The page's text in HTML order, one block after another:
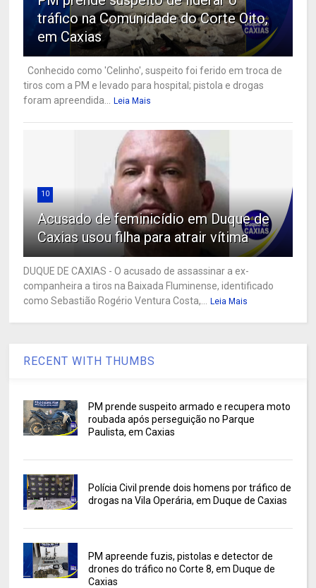
tráfico na Comunidade do Corte Oito,
em Caxias
Conhecido como 'Celinho', suspeito foi ferido em troca de
tiros com a PM e levado para hospital; pistola e drogas
foram apreendida...
Leia Mais
10
Acusado de feminicídio em Duque de
Caxias usou filha para atrair vítima
DUQUE DE CAXIAS - O acusado de assassinar a ex-
companheira a tiros na Baixada Fluminense, identificado
como Sebastião Rogério Ventura Costa,...
Leia Mais
RECENT WITH THUMBS
PM prende suspeito armado e recupera moto
roubada após perseguição no Parque
Paulista, em Caxias
Polícia Civil prende dois homens por tráfico de
drogas na Vila Operária, em Duque de Caxias
PM apreende fuzis, pistolas e detector de
drones do tráfico no Corte 8, em Duque de
Caxias